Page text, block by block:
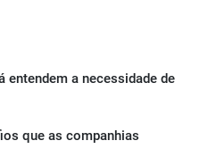
entendem a necessidade de
que as companhias